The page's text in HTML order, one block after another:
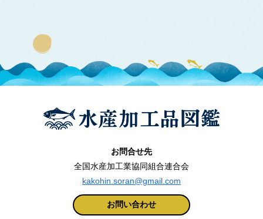
お問合せ先
全国水産加工業協同組合連合会
kakohin.soran@gmail.com
お問い合わせ